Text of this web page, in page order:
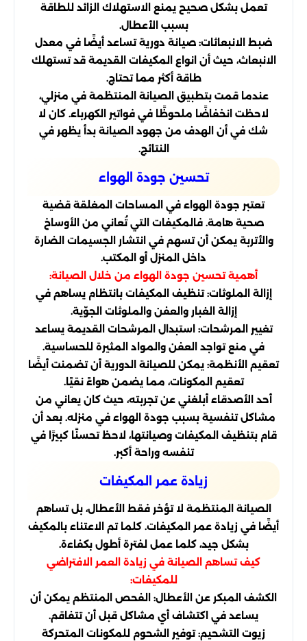
تعمل بشكل صحيح يمنع الاستهلاك الزائد للطاقة
بسبب الأعطال.
ضبط الانبعاثات: صيانة دورية تساعد أيضًا في معدل
الانبعاث، حيث أن انواع المكيفات القديمة قد تستهلك
طاقة أكثر مما تحتاج.
عندما قمت بتطبيق الصيانة المنتظمة في منزلي،
لاحظت انخفاضًا ملحوظًا في فواتير الكهرباء. كان لا
شك في أن الهدف من جهود الصيانة بدأ يظهر في
النتائج.
تحسين جودة الهواء
تعتبر جودة الهواء في المساحات المغلقة قضية
صحية هامة. فالمكيفات التي تُعاني من الأوساخ
والأتربة يمكن أن تسهم في انتشار الجسيمات الضارة
داخل المنزل أو المكتب.
أهمية تحسين جودة الهواء من خلال الصيانة:
إزالة الملوثات: تنظيف المكيفات بانتظام يساهم في
إزالة الغبار والعفن والملوثات الجوّية.
تغيير المرشحات: استبدال المرشحات القديمة يساعد
في منع تواجد العفن والمواد المثيرة للحساسية.
تعقيم الأنظمة: يمكن للصيانة الدورية أن تضمنت أيضًا
تعقيم المكونات، مما يضمن هواءً نقيًا.
أحد الأصدقاء أبلغني عن تجربته، حيث كان يعاني من
مشاكل تنفسية بسبب جودة الهواء في منزله. بعد أن
قام بتنظيف المكيفات وصيانتها، لاحظ تحسنًا كبيرًا في
تنفسه وراحة أكبر.
زيادة عمر المكيفات
الصيانة المنتظمة لا تؤخر فقط الأعطال، بل تساهم
أيضًا في زيادة عمر المكيفات. كلما تم الاعتناء بالمكيف
بشكل جيد، كلما عمل لفترة أطول بكفاءة.
كيف تساهم الصيانة في زيادة العمر الافتراضي
للمكيفات:
الكشف المبكر عن الأعطال: الفحص المنتظم يمكن أن
يساعد في اكتشاف أي مشاكل قبل أن تتفاقم.
زيوت التشحيم: توفير الشحوم للمكونات المتحركة